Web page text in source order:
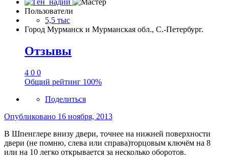
Пользователи
5,5 тыс
Город Мурманск и Мурманская обл., С.-Петербург.
Отзывы
4 0 0
Общий рейтинг 100%
Поделиться
Опубликовано 16 ноября, 2013
В Шпенглере внизу двери, точнее на нижней поверхности
двери (не помню, слева или справа)торцовым ключём на 8
или на 10 легко открывается за несколько оборотов.